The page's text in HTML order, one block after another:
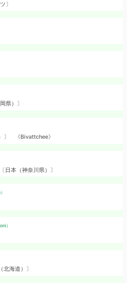
〕
県）〕
〕
《Bivattchee》
日本（神奈川県）〕
）
北海道）〕